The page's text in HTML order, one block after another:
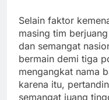
Selain faktor
masing tim
dan semangat
bermain demi tiga
mengangkat nama
karena itu,
semangat juang